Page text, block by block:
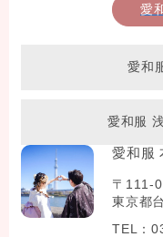
愛
愛和
愛和服
愛和服
〒111-
東京都
TEL：